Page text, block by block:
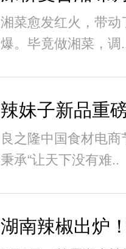
湘菜愈发红火，带动
爆。毕竟做湘菜，调
良之隆中国食材电
秉承“让天下没有难..